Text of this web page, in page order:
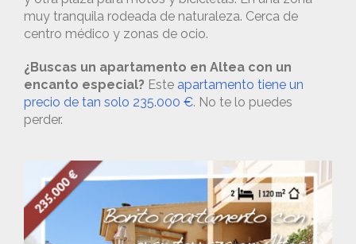
muy tranquila rodeada de naturaleza. Cerca de
centro médico y zonas de ocio.
¿Buscas un apartamento en Altea con un
encanto especial? Este apartamento tiene un
precio de tan solo 235.000 €. No te lo puedes
perder.